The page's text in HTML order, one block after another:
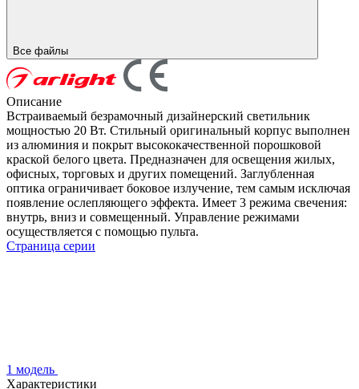
Все файлы
Описание
Встраиваемый безрамочный дизайнерский светильник
мощностью 20 Вт. Стильный оригинальный корпус выполнен
из алюминия и покрыт высококачественной порошковой
краской белого цвета. Предназначен для освещения жилых,
офисных, торговых и других помещений. Заглубленная
оптика ограничивает боковое излучение, тем самым исключая
появление ослепляющего эффекта. Имеет 3 режима свечения:
внутрь, вниз и совмещенный. Управление режимами
осуществляется с помощью пульта.
Страница серии
1 модель
Характеристики